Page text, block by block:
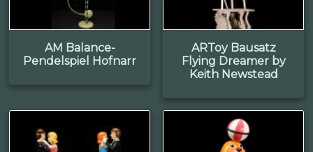
AM Balance-
Pendelspiel Hofnarr
ARToy Bausatz
Flying Dreamer by
Keith Newstead